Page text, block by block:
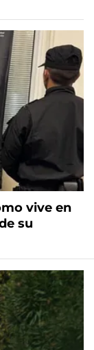
vive en
su